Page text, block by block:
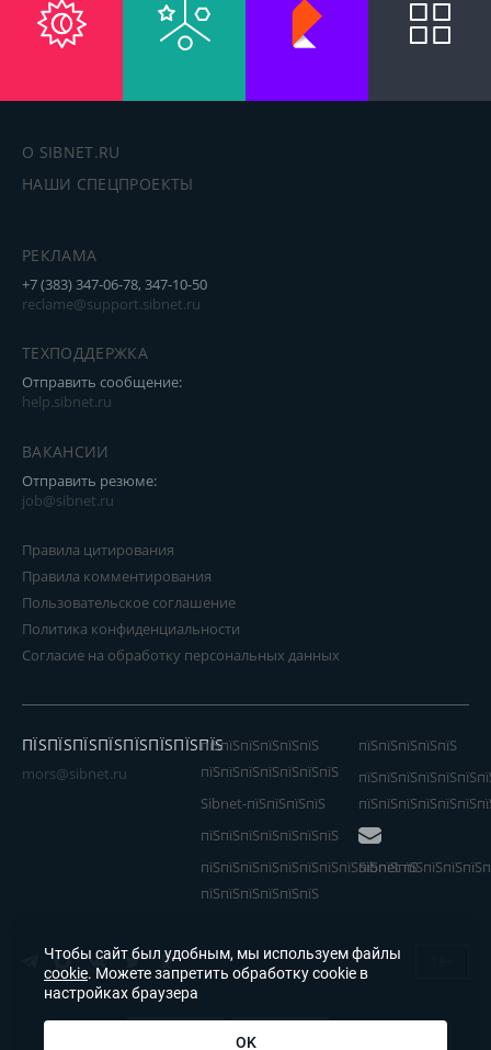
О SIBNET.RU
НАШИ СПЕЦПРОЕКТЫ
РЕКЛАМА
+7 (383) 347-06-78, 347-10-50
reclame@support.sibnet.ru
ТЕХПОДДЕРЖКА
Отправить сообщение:
help.sibnet.ru
ВАКАНСИИ
Отправить резюме:
job@sibnet.ru
Правила цитирования
Правила комментирования
Пользовательское соглашение
Политика конфиденциальности
Согласие на обработку персональных данных
ПЇЅПЇЅПЇЅПЇЅПЇЅПЇЅПЇЅПЇЅ
mors@sibnet.ru
пїЅпїЅпїЅпїЅпїЅпїЅ
пїЅпїЅпїЅпїЅпїЅпїЅпїЅ
Sibnet-пїЅпїЅпїЅпїЅ
пїЅпїЅпїЅпїЅпїЅ
пїЅпїЅпїЅпїЅпїЅпїЅпїЅ
пїЅпїЅпїЅпїЅпїЅпїЅпїЅпїЅпїЅпїЅпїЅ
пїЅпїЅпїЅпїЅпїЅпїЅ
Sibnet
Чтобы сайт был удобным, мы используем файлы
cookie. Можете запретить обработку cookie в
настройках браузера
OK